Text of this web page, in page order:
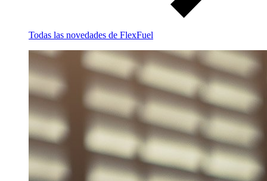
Todas las novedades de FlexFuel